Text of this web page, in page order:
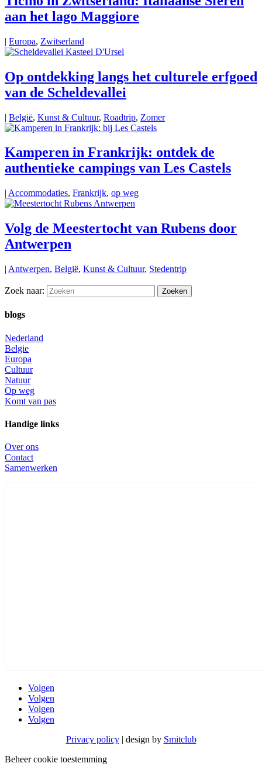
aan het lago Maggiore
| Europa, Zwitserland
Op ontdekking langs het culturele erfgoed
van de Scheldevallei
| België, Kunst & Cultuur, Roadtrip, Zomer
Kamperen in Frankrijk: ontdek de
authentieke campings van Les Castels
| Accommodaties, Frankrijk, op weg
Volg de Meestertocht van Rubens door
Antwerpen
| Antwerpen, België, Kunst & Cultuur, Stedentrip
Zoek naar:
blogs
Nederland
Belgie
Europa
Cultuur
Natuur
Op weg
Komt van pas
Handige links
Over ons
Contact
Samenwerken
Volgen
Volgen
Volgen
Volgen
Privacy policy| design by Smitclub
Beheer cookie toestemming